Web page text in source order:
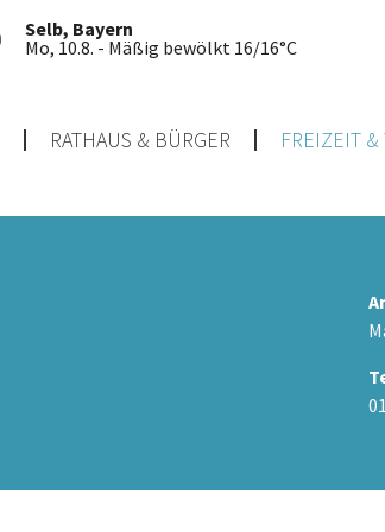
Selb, Bayern
Mo, 10.8. - Mäßig bewölkt 16/16°C
RATHAUS & BÜRGER FREIZEIT &